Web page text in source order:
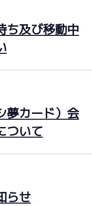
ち及び移動中
夢カード）会
ついて
らせ